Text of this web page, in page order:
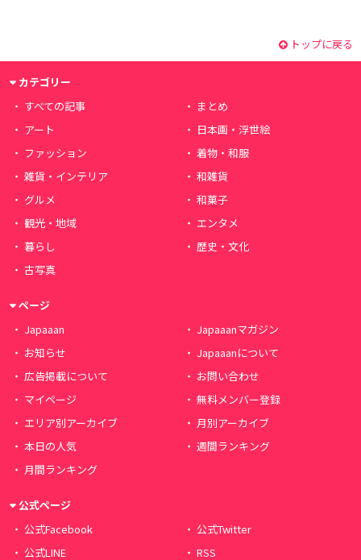
トップに戻る
カテゴリー
すべての記事
まとめ
アート
日本画・浮世絵
ファッション
着物・和服
雑貨・インテリア
和雑貨
グルメ
和菓子
観光・地域
エンタメ
暮らし
歴史・文化
古写真
ページ
Japaaan
Japaaanマガジン
お知らせ
Japaaanについて
広告掲載について
お問い合わせ
マイページ
無料メンバー登録
エリア別アーカイブ
月別アーカイブ
本日の人気
週間ランキング
月間ランキング
公式ページ
公式Facebook
公式Twitter
公式LINE
RSS